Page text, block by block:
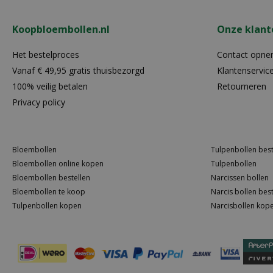
Koopbloembollen.nl
Het bestelproces
Vanaf € 49,95 gratis thuisbezorgd
100% veilig betalen
Privacy policy
Onze
Contact
Klantenservice
Retourneren
Bloembollen
Bloembollen online kopen
Bloembollen bestellen
Bloembollen te koop
Tulpenbollen kopen
Tulpenbollen
Tulpenbollen
Narcissen bollen
Narcis bollen
Narcisbollen